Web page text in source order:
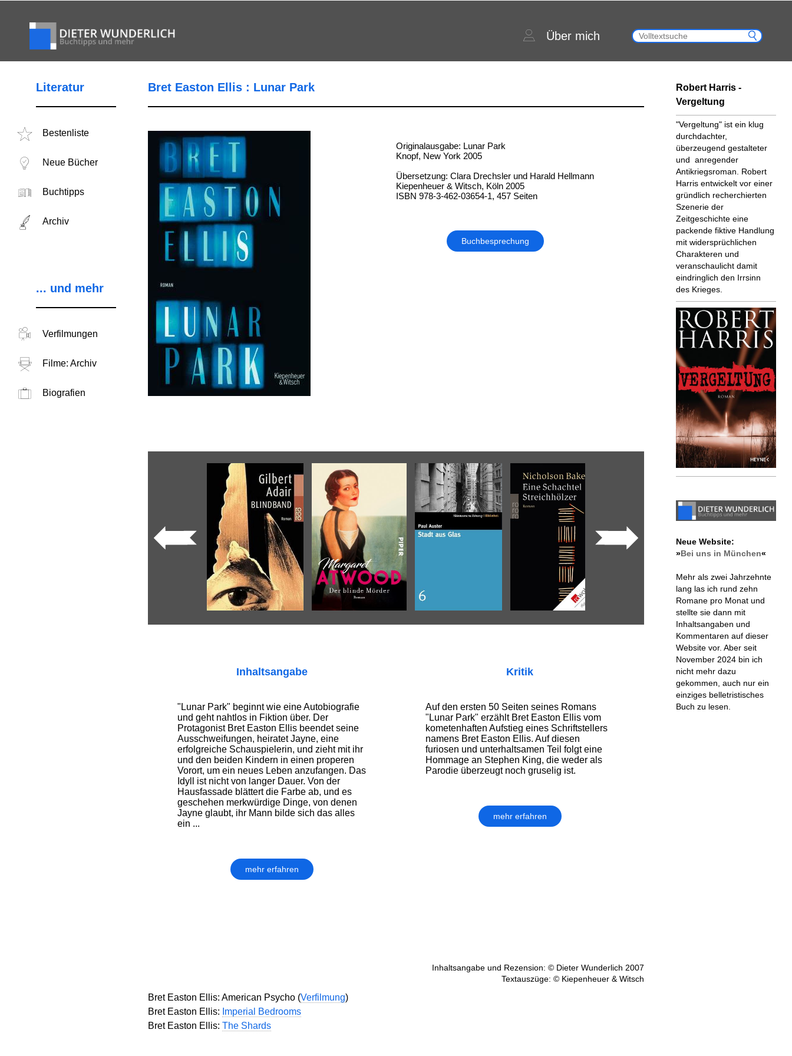
Über mich
Literatur
Bestenliste
Neue Bücher
Buchtipps
Archiv
... und mehr
Verfilmungen
Filme: Archiv
Biografien
Bret Easton Ellis : Lunar Park
Originalausgabe: Lunar Park
Knopf, New York 2005
Übersetzung: Clara Drechsler und Harald Hellmann
Kiepenheuer & Witsch, Köln 2005
ISBN 978-3-462-03654-1, 457 Seiten
Buchbesprechung
Inhaltsangabe
"Lunar Park" beginnt wie eine Autobiografie
und geht nahtlos in Fiktion über. Der
Protagonist Bret Easton Ellis beendet seine
Ausschweifungen, heiratet Jayne, eine
erfolgreiche Schauspielerin, und zieht mit ihr
und den beiden Kindern in einen properen
Vorort, um ein neues Leben anzufangen. Das
Idyll ist nicht von langer Dauer. Von der
Hausfassade blättert die Farbe ab, und es
geschehen merkwürdige Dinge, von denen
Jayne glaubt, ihr Mann bilde sich das alles
ein ...
mehr erfahren
Kritik
Auf den ersten 50 Seiten seines Romans
"Lunar Park" erzählt Bret Easton Ellis vom
kometenhaften Aufstieg eines Schriftstellers
namens Bret Easton Ellis. Auf diesen
furiosen und unterhaltsamen Teil folgt eine
Hommage an Stephen King, die weder als
Parodie überzeugt noch gruselig ist.
mehr erfahren
Inhaltsangabe und Rezension: © Dieter Wunderlich 2007
Textauszüge: © Kiepenheuer & Witsch
Bret Easton Ellis: American Psycho (Verfilmung)
Bret Easton Ellis: Imperial Bedrooms
Bret Easton Ellis: The Shards
Robert Harris -
Vergeltung
"Vergeltung" ist ein klug
durchdachter,
überzeugend gestalteter
und anregender
Antikriegsroman. Robert
Harris entwickelt vor einer
gründlich recherchierten
Szenerie der
Zeitgeschichte eine
packende fiktive Handlung
mit widersprüchlichen
Charakteren und
veranschaulicht damit
eindringlich den Irrsinn
des Krieges.
Neue Website:
»Bei uns in München«
Mehr als zwei Jahrzehnte
lang las ich rund zehn
Romane pro Monat und
stellte sie dann mit
Inhaltsangaben und
Kommentaren auf dieser
Website vor. Aber seit
November 2024 bin ich
nicht mehr dazu
gekommen, auch nur ein
einziges belletristisches
Buch zu lesen.